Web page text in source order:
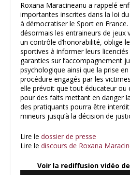
Roxana Maracineanu a rappelé
importantes inscrites dans la loi
à démocratiser le Sport en
désormais les entraineurs de jeux
un contrôle d’honorabilité, oblige
sportives à informer leurs licenciés
garanties sur l’accompagnement
psychologique ainsi que la prise
procédure engagés par les
elle prévoit que tout éducateur ou
pour des faits mettant en danger
des pratiquants pourra être interdit
mineurs jusqu’à la décision de
Lire ledossier de presse
Lire lediscours de Roxana
Voir la rediffusion vidéo